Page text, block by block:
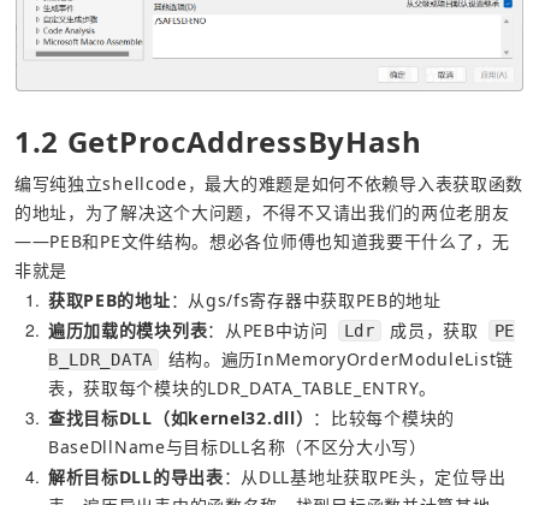
1.2 GetProcAddressByHash
编写纯独立shellcode，最大的难题是如何不依赖导入表获取函数
的地址，为了解决这个大问题，不得不又请出我们的两位老朋友
——PEB和PE文件结构。想必各位师傅也知道我要干什么了，无
非就是
1 获取PEB的地址：从gs/fs寄存器中获取PEB的地址
2 遍历加载的模块列表：从PEB中访问 Ldr 成员，获取
PE
B_LDR_DATA
结构。遍历InMemoryOrderModuleList链
表，获取每个模块的LDR_DATA_TABLE_ENTRY。
3 查找目标DLL（如kernel32.dll） ：比较每个模块的
BaseDllName与目标DLL名称（不区分大小写）
4 解析目标DLL的导出表：从DLL基地址获取PE头，定位导出